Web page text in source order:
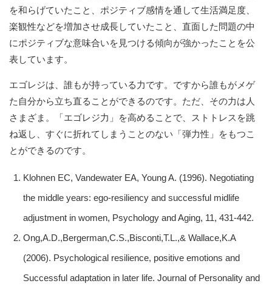
を和らげていたこと、ポジティブ感情を通して生活満足度、
楽観性などを増加させ成長していたこと、直面した問題の中
にポジティブな意味合いを見つける傾向が強かったことを公
表しています。
エゴレジは、誰もが持っている力です。ですから誰もがメゲ
た自分から立ち直ることができるのです。ただ、その力は人
さまざま。「エゴレジ力」を高めることで、ストトレスを跳
ね返し、すぐに折れてしまうことのない「弾力性」をもつこ
とができるのです。
Klohnen EC, Vandewater EA, Young A. (1996). Negotiating
the middle years: ego-resiliency and successful midlife
adjustment in women, Psychology and Aging, 11, 431-442.
Ong,A.D.,Bergerman,C.S.,Bisconti,T.L.,& Wallace,K.A
(2006). Psychological resilience, positive emotions and
Successful adaptation in later life. Journal of Personality and